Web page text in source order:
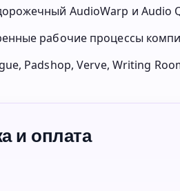
AudioWarp и Audio
рабочие процессы
Padshop, Verve, Writing
и оплата